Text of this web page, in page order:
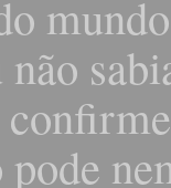
não
pode